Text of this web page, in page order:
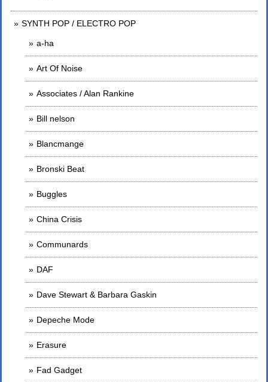
SYNTH POP / ELECTRO POP
a-ha
Art Of Noise
Associates / Alan Rankine
Bill nelson
Blancmange
Bronski Beat
Buggles
China Crisis
Communards
DAF
Dave Stewart & Barbara Gaskin
Depeche Mode
Erasure
Fad Gadget